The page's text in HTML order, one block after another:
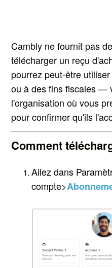
Cambly ne fournit pas
télécharger un reçu
pourrez peut-être
ou à des fins fiscales —
l'organisation où vous
pour confirmer qu'ils
Comment
Allez dans
compte>